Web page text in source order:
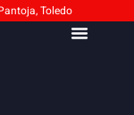
Toledo